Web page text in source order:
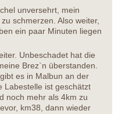
unversehrt, mein
schmerzen. Also weiter,
ein paar Minuten liegen
Unbeschadet hat die
Brez`n überstanden.
es in Malbun an der
Labestelle ist geschätzt
noch mehr als 4km zu
km38, dann wieder